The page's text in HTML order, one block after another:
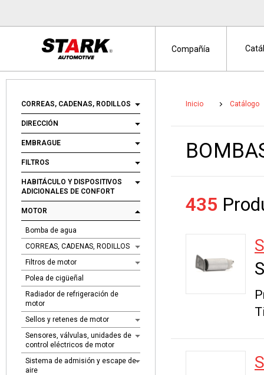
CORREAS, CADENAS, RODILLOS
DIRECCIÓN
EMBRAGUE
FILTROS
HABITÁCULO Y DISPOSITIVOS
ADICIONALES DE CONFORT
MOTOR
Bomba de agua
CORREAS, CADENAS, RODILLOS
Filtros de motor
Polea de cigüeñal
Radiador de refrigeración de
motor
Sellos y retenes de motor
Sensores, válvulas, unidades de
control eléctricos de motor
Sistema de admisión y escape de
aire
Inicio Catálogo
435
Compañía